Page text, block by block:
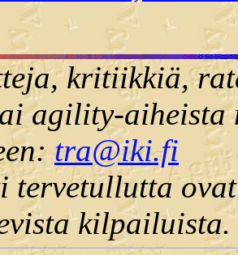
kritiikkiä,
agility-
tra@iki.fi
tervetullutta
kilpailuista.